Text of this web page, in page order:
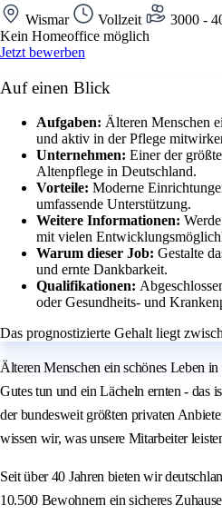
Wismar Vollzeit
3000 -
Kein Homeoffice möglich
Jetzt bewerben
Auf einen Blick
Aufgaben: Älteren Menschen
und aktiv in der Pflege
Unternehmen: Einer der
Altenpflege in Deutschland.
Vorteile: Moderne
umfassende Unterstützung.
Weitere Informationen:
mit vielen
Warum dieser Job: Gestalte
und ernte Dankbarkeit.
Qualifikationen:
oder Gesundheits- und
Das prognostizierte Gehalt liegt
Älteren Menschen ein schönes Leben
Gutes tun und ein Lächeln ernten - das
der bundesweit größten privaten
wissen wir, was unsere Mitarbeiter
Seit über 40 Jahren bieten wir
10.500 Bewohnern ein sicheres